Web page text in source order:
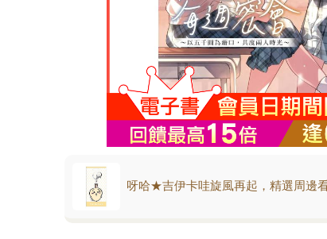
呀哈★吉伊卡哇旋風再起，精選周邊